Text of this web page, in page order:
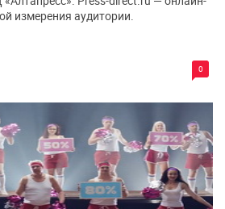
0
измерения аудитории.